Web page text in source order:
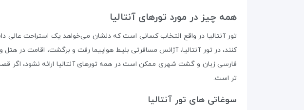
همه چیز در مورد تورهای آنتالیا
تور آنتالیا در واقع انتخاب کسانی است که دلشان می‌خواهد یک استراحت عالی
کنند، در تور آنتالیا، آژانس مسافرتی بلیط هواپیما رفت و برگشت، اقامت در
فارسی زبان و گشت شهری ممکن است در همه تورهای آنتالیا ارائه نشود، اگر قصد
تر است.
سوغاتی های تور آنتالیا